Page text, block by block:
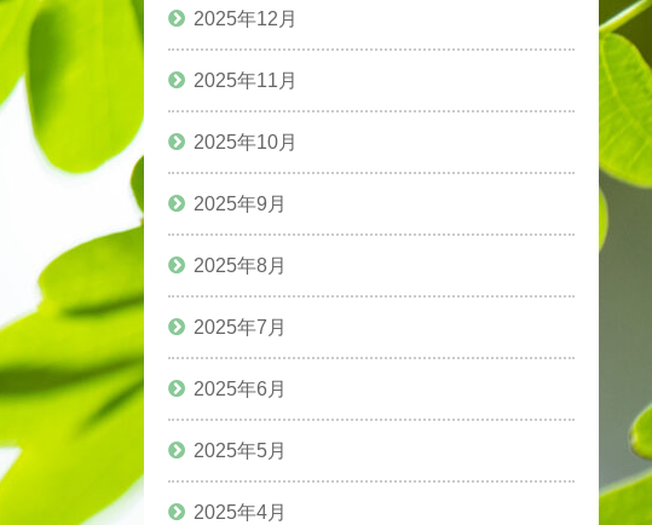
2025年12月
2025年11月
2025年10月
2025年9月
2025年8月
2025年7月
2025年6月
2025年5月
2025年4月